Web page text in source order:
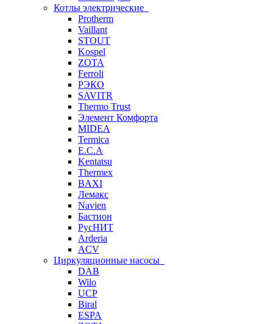
Котлы электрические
Protherm
Vaillant
STOUT
Kospel
ZOTA
Ferroli
РЭКО
SAVITR
Thermo Trust
Элемент Комфорта
MIDEA
Termica
E.C.A
Kentatsu
Thermex
BAXI
Лемакс
Navien
Бастион
РусНИТ
Arderia
ACV
Циркуляционные насосы
DAB
Wilo
UCP
Biral
ESPA